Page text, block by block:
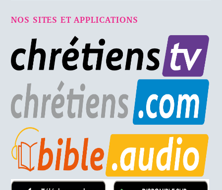
NOS SITES ET APPLICATIONS